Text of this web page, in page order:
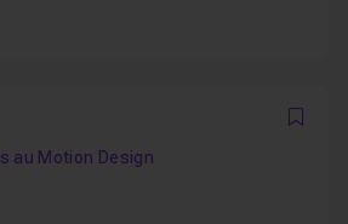
au Motion Design